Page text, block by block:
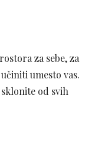
za sebe, za
umesto vas.
od svih